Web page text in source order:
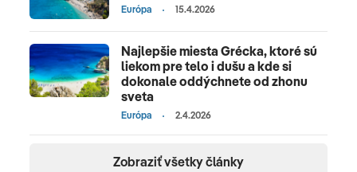
Európa 15.4.2026
Najlepšie miesta Grécka, ktoré sú
liekom pre telo i dušu a kde si
dokonale oddýchnete od zhonu
sveta
Európa 2.4.2026
Zobraziť všetky články